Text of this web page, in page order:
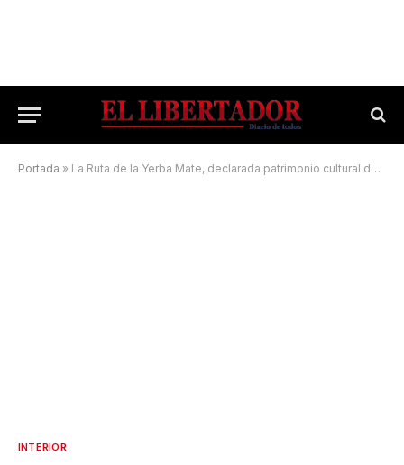
Portada » La Ruta de la Yerba Mate, declarada patrimonio cultural del Mercosur por el Parlasur
INTERIOR